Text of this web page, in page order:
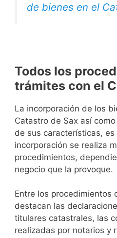
de bienes en el
Todos los
trámites con el
La incorporación de los
Catastro de Sax así
de sus características,
incorporación se realiza
procedimientos,
negocio que la provoque.
Entre los procedimientos
destacan las
titulares catastrales, las
realizadas por notarios y